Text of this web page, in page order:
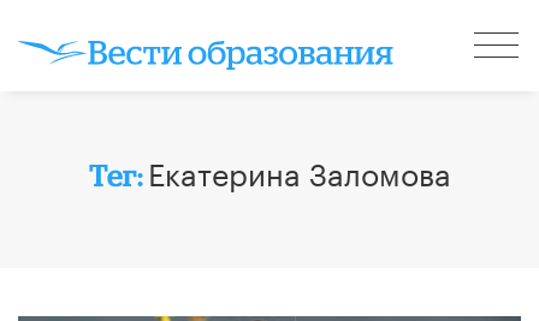
Тег: Екатерина Заломова